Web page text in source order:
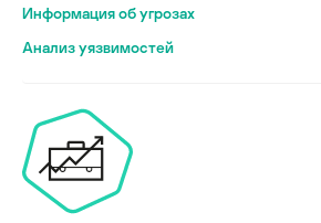
Информация об угрозах
Анализ уязвимостей